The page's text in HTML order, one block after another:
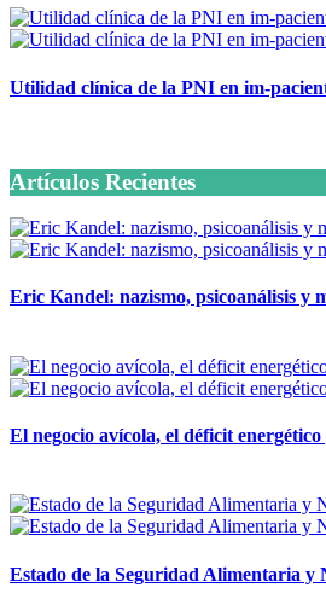
Utilidad clínica de la PNI en im-
Artículos Recientes
Eric Kandel: nazismo, psicoanálisis y
El negocio avícola, el déficit
Estado de la Seguridad Alimentaria y